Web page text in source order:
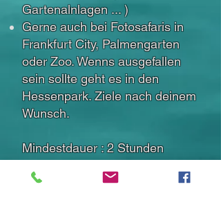
Gartenalnlagen ... )
Gerne auch bei Fotosafaris in
Frankfurt City, Palmengarten
oder Zoo. Wenns ausgefallen
sein sollte geht es in den
Hessenpark. Ziele nach deinem
Wunsch.
Mindestdauer : 2 Stunden
Minuten ! ) und Teilnehmer : 39